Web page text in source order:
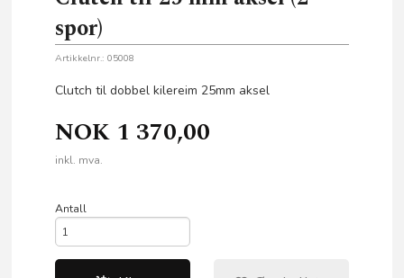
spor)
Artikkelnr.: 05008
Clutch til dobbel kilereim 25mm aksel
NOK 1 370,00
inkl. mva.
Antall